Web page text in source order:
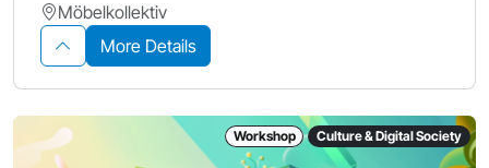
Möbelkollektiv
More Details
Workshop Culture & Digital Society